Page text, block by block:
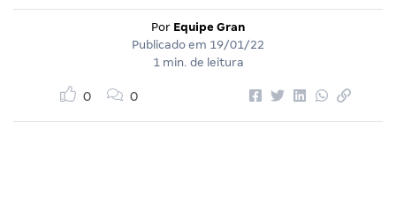
Por Equipe Gran
Publicado em 19/01/22
1 min. de leitura
0 0